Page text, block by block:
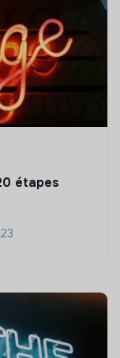
étapes